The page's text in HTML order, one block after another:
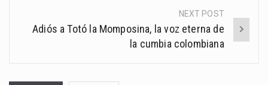
NEXT POST
Adiós a Totó la Momposina, la voz eterna de
la cumbia colombiana